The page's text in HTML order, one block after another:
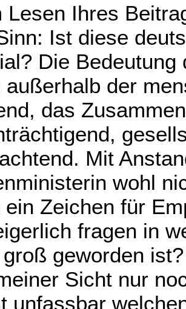
Lesen Ihres
Ist diese
Die
außerhalb der
das
Mit
wohl
ein Zeichen für
fragen in
geworden
Sicht nur
unfassbar